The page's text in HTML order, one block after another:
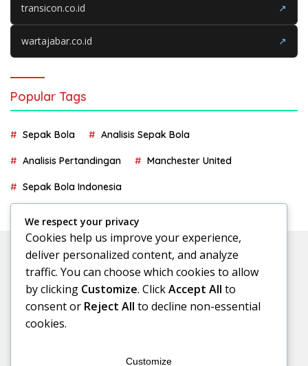
transicon.co.id ↗
wartajabar.co.id ↗
Popular Tags
Sepak Bola Analisis Sepak Bola
Analisis Pertandingan Manchester United
Sepak Bola Indonesia
We respect your privacy
Cookies help us improve your experience,
deliver personalized content, and analyze
traffic. You can choose which cookies to allow
by clicking Customize. ClickAccept All to
consent or Reject All to decline non-essential
cookies.
Customize